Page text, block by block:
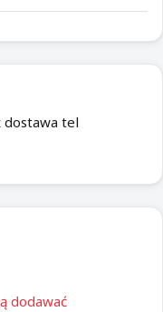
dostawa tel
dodawać